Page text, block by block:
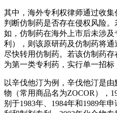
其中，海外专利权律师通过收集
判断仿制药是否存在侵权风险
如，仿制药在海外上市后未涉
利），则该原研药及仿制药将
尽快转用仿制药。若该仿制药
为第一类专利药，实行单一招标
以辛伐他汀为例，辛伐他汀是
物（常用商品名为ZOCOR），
别于1983年、1984年和1989年